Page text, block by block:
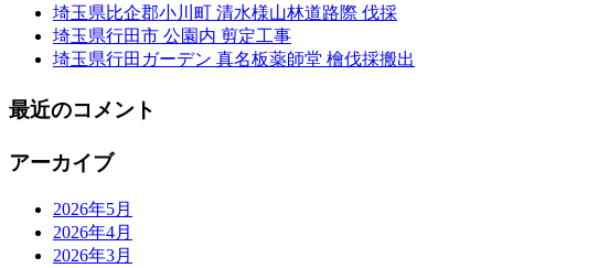
埼玉県比企郡小川町 清水様山林道路際 伐採
埼玉県行田市 公園内 剪定工事
埼玉県行田ガーデン 真名板薬師堂 檜伐採搬出
最近のコメント
アーカイブ
2026年5月
2026年4月
2026年3月